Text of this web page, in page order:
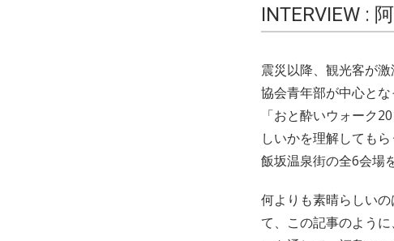
INTERVIEW :
震災以降、観光客が
協会青年部が中心と
「おと酔いウォーク
しいかを理解しても
飯坂温泉街の全6会場
何よりも素晴らしい
て、この記事のよう